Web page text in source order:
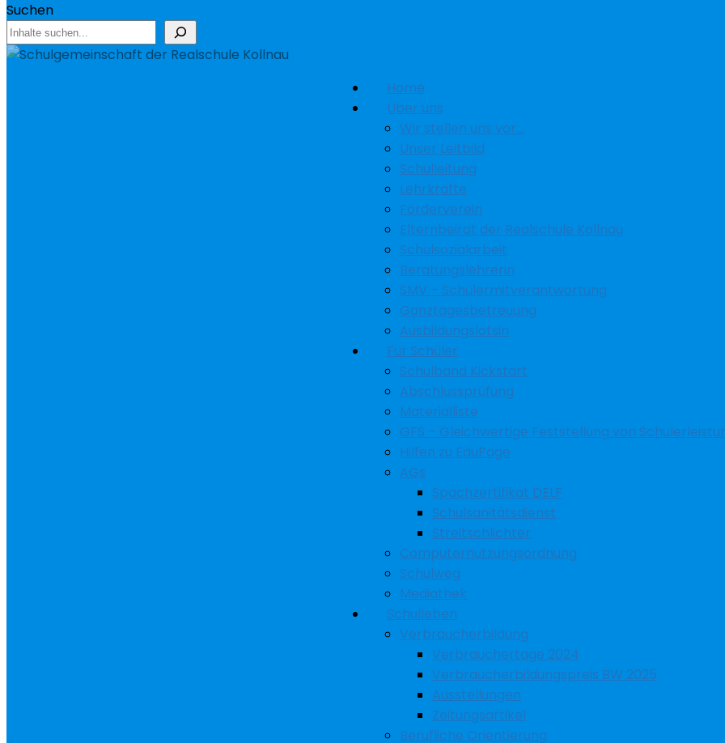
Suchen
Home
Über uns
Wir stellen uns vor…
Unser Leitbild
Schulleitung
Lehrkräfte
Förderverein
Elternbeirat der Realschule Kollnau
Schulsozialarbeit
Beratungslehrerin
SMV – Schülermitverantwortung
Ganztagesbetreuung
Ausbildungslotsin
Für Schüler
Schulband Kickstart
Abschlussprüfung
Materialliste
GFS – Gleichwertige Feststellung von
Hilfen zu EduPage
AGs
Spachzertifikat DELF
Schulsanitätsdienst
Streitschlichter
Computernutzungsordnung
Schulweg
Mediathek
Schulleben
Verbraucherbildung
Verbrauchertage 2024
Verbraucherbildungspreis BW 2025
Ausstellungen
Zeitungsartikel
Berufliche Orientierung